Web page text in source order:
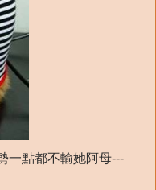
一點都不輸她阿母---